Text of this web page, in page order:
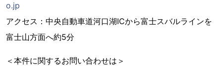
o.jp
アクセス：中央自動車道河口湖ICから富士スバルラインを
富士山方面へ約5分
＜本件に関するお問い合わせは＞